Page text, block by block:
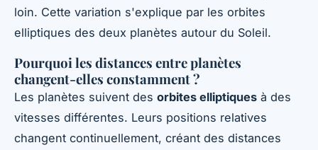
loin. Cette variation s'explique par les orbites
elliptiques des deux planètes autour du Soleil.
Pourquoi les distances entre planètes
changent-elles constamment ?
Les planètes suivent des orbites elliptiques à des
vitesses différentes. Leurs positions relatives
changent continuellement, créant des distances